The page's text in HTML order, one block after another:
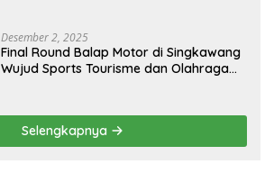
Desember 2, 2025
Final Round Balap Motor di Singkawang
Wujud Sports Tourisme dan Olahraga
Selengkapnya